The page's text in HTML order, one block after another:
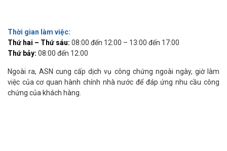
Thời gian làm việc:
Thứ hai – Thứ sáu: 08:00 đến 12:00 – 13:00 đến 17:00
Thứ bảy: 08:00 đến 12:00
Ngoài ra, ASN cung cấp dịch vụ công chứng ngoài ngày, giờ làm
việc của cơ quan hành chính nhà nước để đáp ứng nhu cầu công
chứng của khách hàng.